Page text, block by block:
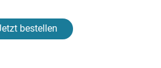
bestellen